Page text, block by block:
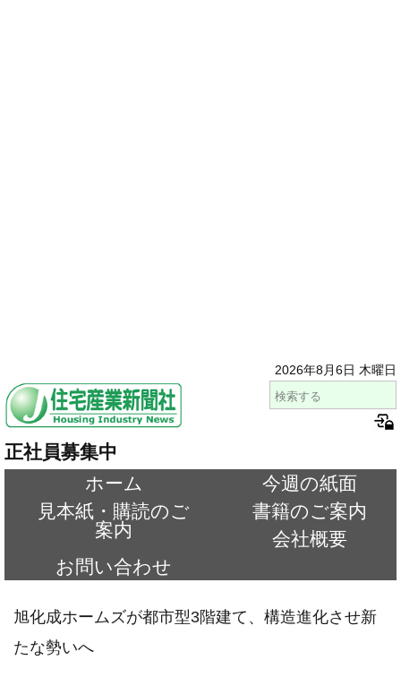
2026年8月6日 木曜日
正社員募集中
ホーム
今週の紙面
見本紙・購読のご
案内
書籍のご案内
会社概要
お問い合わせ
旭化成ホームズが都市型3階建て、構造進化させ新
たな勢いへ